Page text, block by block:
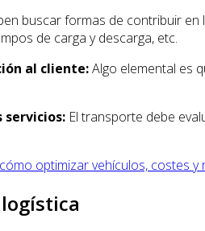
buscar formas de contribuir
de carga y descarga, etc.
al cliente:Algo elemental es
El transporte debe
optimizar vehículos, costes y